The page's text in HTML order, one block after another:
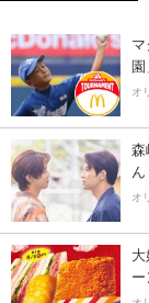
園
オ
森
ん
オ
ー